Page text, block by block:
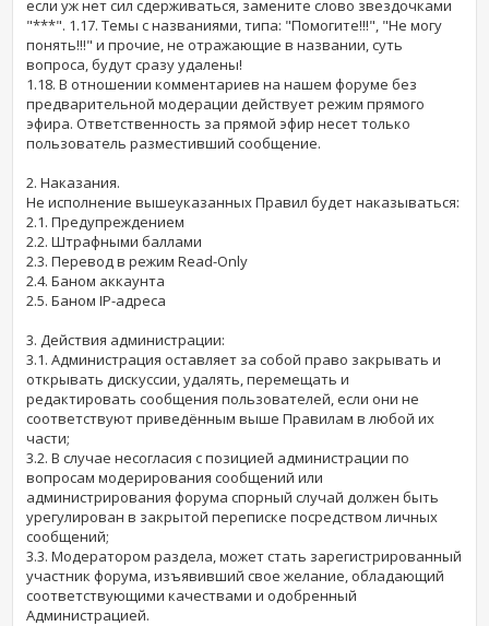
если уж нет сил сдерживаться, замените слово звездочками
"***". 1.17. Темы с названиями, типа: "Помогите!!!", "Не могу
понять!!!" и прочие, не отражающие в названии, суть
вопроса, будут сразу удалены!
1.18. В отношении комментариев на нашем форуме без
предварительной модерации действует режим прямого
эфира. Ответственность за прямой эфир несет только
пользователь разместивший сообщение.
2. Наказания.
Не исполнение вышеуказанных Правил будет наказываться:
2.1. Предупреждением
2.2. Штрафными баллами
2.3. Перевод в режим Read-Only
2.4. Баном аккаунта
2.5. Баном IP-адреса
3. Действия администрации:
3.1. Администрация оставляет за собой право закрывать и
открывать дискуссии, удалять, перемещать и
редактировать сообщения пользователей, если они не
соответствуют приведённым выше Правилам в любой их
части;
3.2. В случае несогласия с позицией администрации по
вопросам модерирования сообщений или
администрирования форума спорный случай должен быть
урегулирован в закрытой переписке посредством личных
сообщений;
3.3. Модератором раздела, может стать зарегистрированный
участник форума, изъявивший свое желание, обладающий
соответствующими качествами и одобренный
Администрацией.